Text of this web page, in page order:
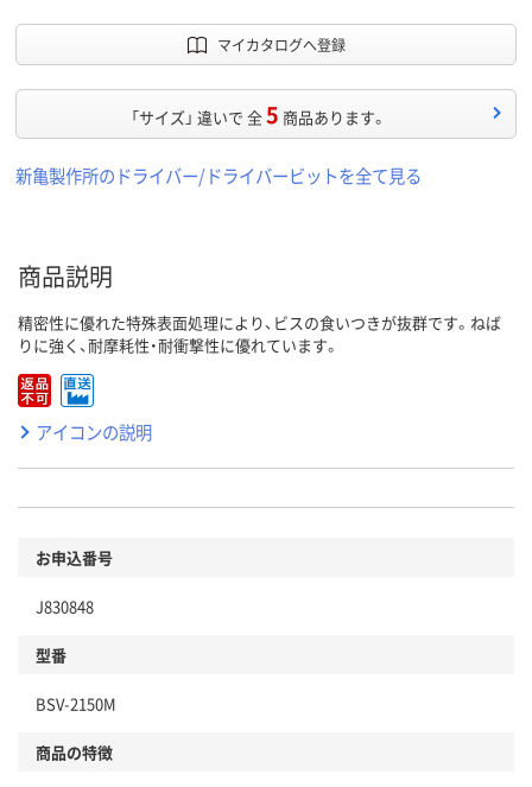
マイカタログへ登録
「サイズ」 違いで 全5 商品あります。
新亀製作所のドライバー/ドライバービットを全て見る
商品説明
精密性に優れた特殊表面処理により、ビスの食いつきが抜群です。ねば
りに強く、耐摩耗性・耐衝撃性に優れています。
アイコンの説明
お申込番号
J830848
型番
BSV-2150M
商品の特徴